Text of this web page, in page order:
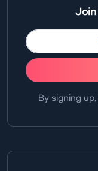
Join
By signing